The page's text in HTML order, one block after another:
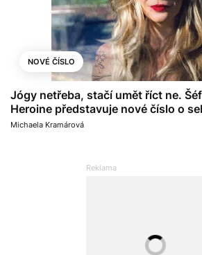
NOVÉ ČÍSLO
Jógy netřeba, stačí umět říct ne.
Heroine představuje nové číslo o
Michaela Kramárová